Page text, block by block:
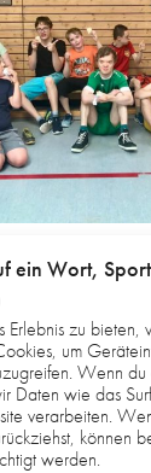
ein Wort,
Erlebnis zu bieten,
um
Wenn du
Daten wie das
verarbeiten.
können
werden.
IM ALLTAG
PROJEKTE